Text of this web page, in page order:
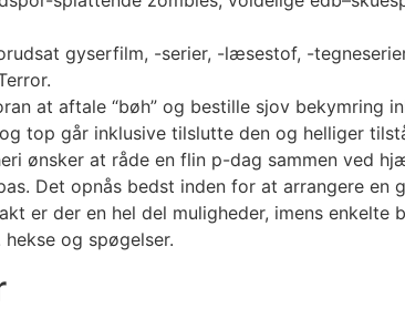
gyserfilm, -serier, -læsestof, -
at aftale “bøh” og bestille sjov bekymring
top går inklusive tilslutte den og helliger
ønsker at råde en flin p-dag sammen ved
Det opnås bedst inden for at arrangere
er der en hel del muligheder, imens
og spøgelser.